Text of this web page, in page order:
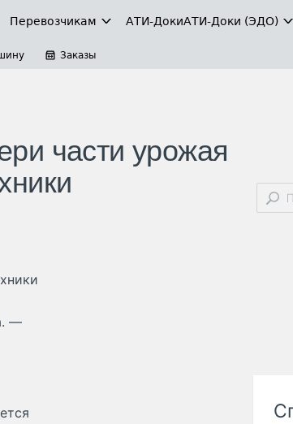
Перевозчикам АТИ-ДокиАТИ-Доки (ЭДО)
Заказы
части урожая
—